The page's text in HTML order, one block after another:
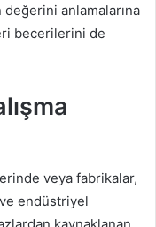
anlamalarına
becerilerini de
veya fabrikalar,
endüstriyel